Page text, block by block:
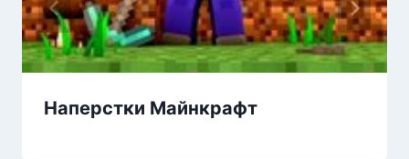
Наперстки Майнкрафт